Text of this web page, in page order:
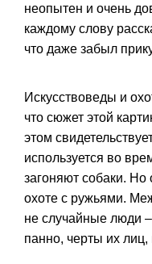
неопытен и очень
каждому слову
что даже забыл
Искусствоведы и
что сюжет этой
этом
используется во
загоняют собаки.
охоте с ружьями.
не случайные люди
панно, черты их